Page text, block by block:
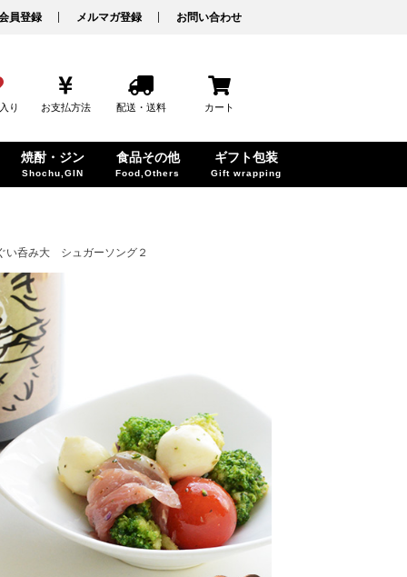
員登録 メルマガ登録 お問い合わせ
り お支払方法 配送・送料 カート
焼酎・ジン
Shochu,GIN
食品その他
Food,Others
ギフト包装
Gift wrapping
呑み大 シュガーソング２